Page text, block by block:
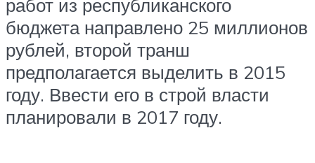
работ из республиканского
бюджета направлено 25 миллионов
рублей, второй транш
предполагается выделить в 2015
году. Ввести его в строй власти
планировали в 2017 году.